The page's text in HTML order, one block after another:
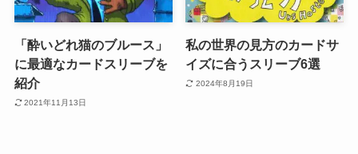
「酔いどれ猫のブルース」
に最適なカードスリーブを
紹介
2021年11月13日
私の世界の見方のカードサ
イズに合うスリーブ6選
2024年8月19日